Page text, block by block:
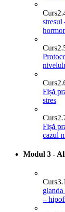
Curs
stresul
Curs
Curs
Fișă
stres
Curs
Fișă
cazul
Modul 3 -
Curs3.1
–